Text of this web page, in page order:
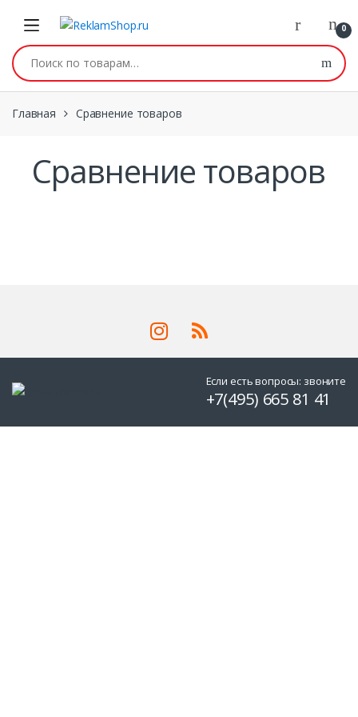
0
Искать:
Главная Сравнение товаров
Сравнение товаров
Если есть вопросы: звоните
+7(495) 665 81 41